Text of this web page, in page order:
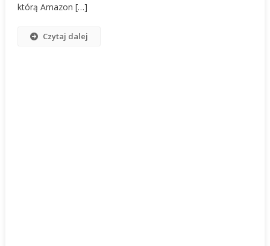
którą Amazon […]
Czytaj dalej